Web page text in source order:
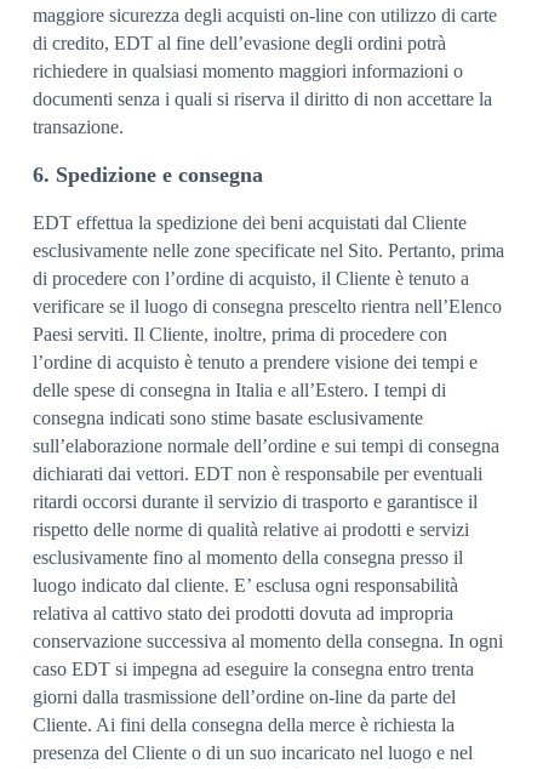
maggiore sicurezza degli acquisti on-line con utilizzo di carte
di credito, EDT al fine dell’evasione degli ordini potrà
richiedere in qualsiasi momento maggiori informazioni o
documenti senza i quali si riserva il diritto di non accettare la
transazione.
6. Spedizione e consegna
EDT effettua la spedizione dei beni acquistati dal Cliente
esclusivamente nelle zone specificate nel Sito. Pertanto, prima
di procedere con l’ordine di acquisto, il Cliente è tenuto a
verificare se il luogo di consegna prescelto rientra nell’Elenco
Paesi serviti. Il Cliente, inoltre, prima di procedere con
l’ordine di acquisto è tenuto a prendere visione dei tempi e
delle spese di consegna in Italia e all’Estero. I tempi di
consegna indicati sono stime basate esclusivamente
sull’elaborazione normale dell’ordine e sui tempi di consegna
dichiarati dai vettori. EDT non è responsabile per eventuali
ritardi occorsi durante il servizio di trasporto e garantisce il
rispetto delle norme di qualità relative ai prodotti e servizi
esclusivamente fino al momento della consegna presso il
luogo indicato dal cliente. E’ esclusa ogni responsabilità
relativa al cattivo stato dei prodotti dovuta ad impropria
conservazione successiva al momento della consegna. In ogni
caso EDT si impegna ad eseguire la consegna entro trenta
giorni dalla trasmissione dell’ordine on-line da parte del
Cliente. Ai fini della consegna della merce è richiesta la
presenza del Cliente o di un suo incaricato nel luogo e nel